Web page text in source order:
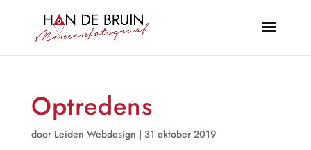
Optredens
door Leiden Webdesign | 31 oktober 2019